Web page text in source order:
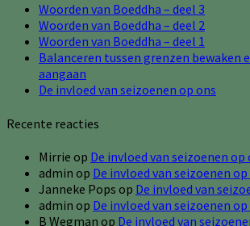
Woorden van Boeddha – deel 3
Woorden van Boeddha – deel 2
Woorden van Boeddha – deel 1
Balanceren tussen grenzen bewaken
aangaan
De invloed van seizoenen op ons
Recente reacties
Mirrie op De invloed van seizoenen op
admin op De invloed van seizoenen op
Janneke Pops op De invloed van
admin op De invloed van seizoenen op
B Wegman op De invloed van